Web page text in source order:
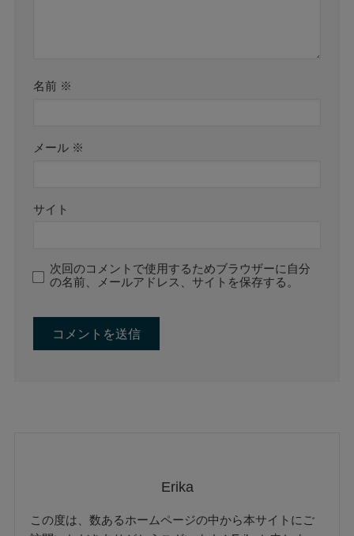
名前 ※
メール ※
サイト
次回のコメントで使用するためブラウザーに自分
の名前、メールアドレス、サイトを保存する。
Erika
この度は、数あるホームページの中から本サイトにご